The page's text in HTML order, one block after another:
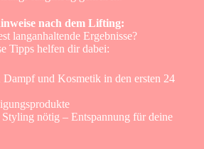
nach dem Lifting:
langanhaltende Ergebnisse?
Tipps helfen dir dabei:
Dampf und Kosmetik in den ersten 24
nötig – Entspannung für deine